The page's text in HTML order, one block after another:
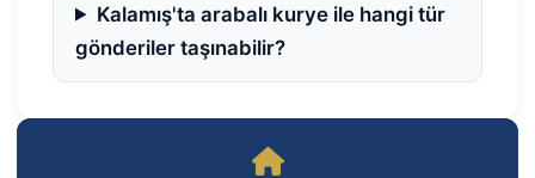
Kalamış'ta arabalı kurye ile hangi tür
gönderiler taşınabilir?